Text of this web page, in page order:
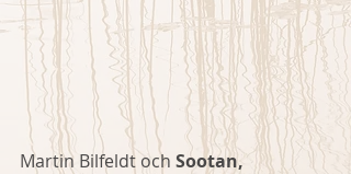
Martin Bilfeldt och Sootan,